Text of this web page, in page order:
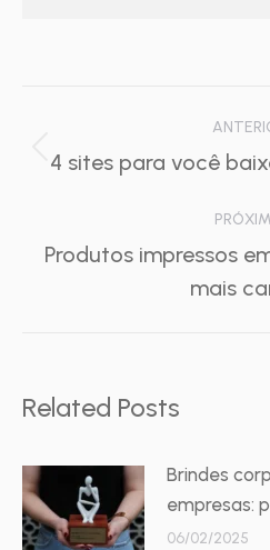
de4 sites para você
Produtos impressos
mais
Related Posts
Brindes
empresas:
06/02/2025